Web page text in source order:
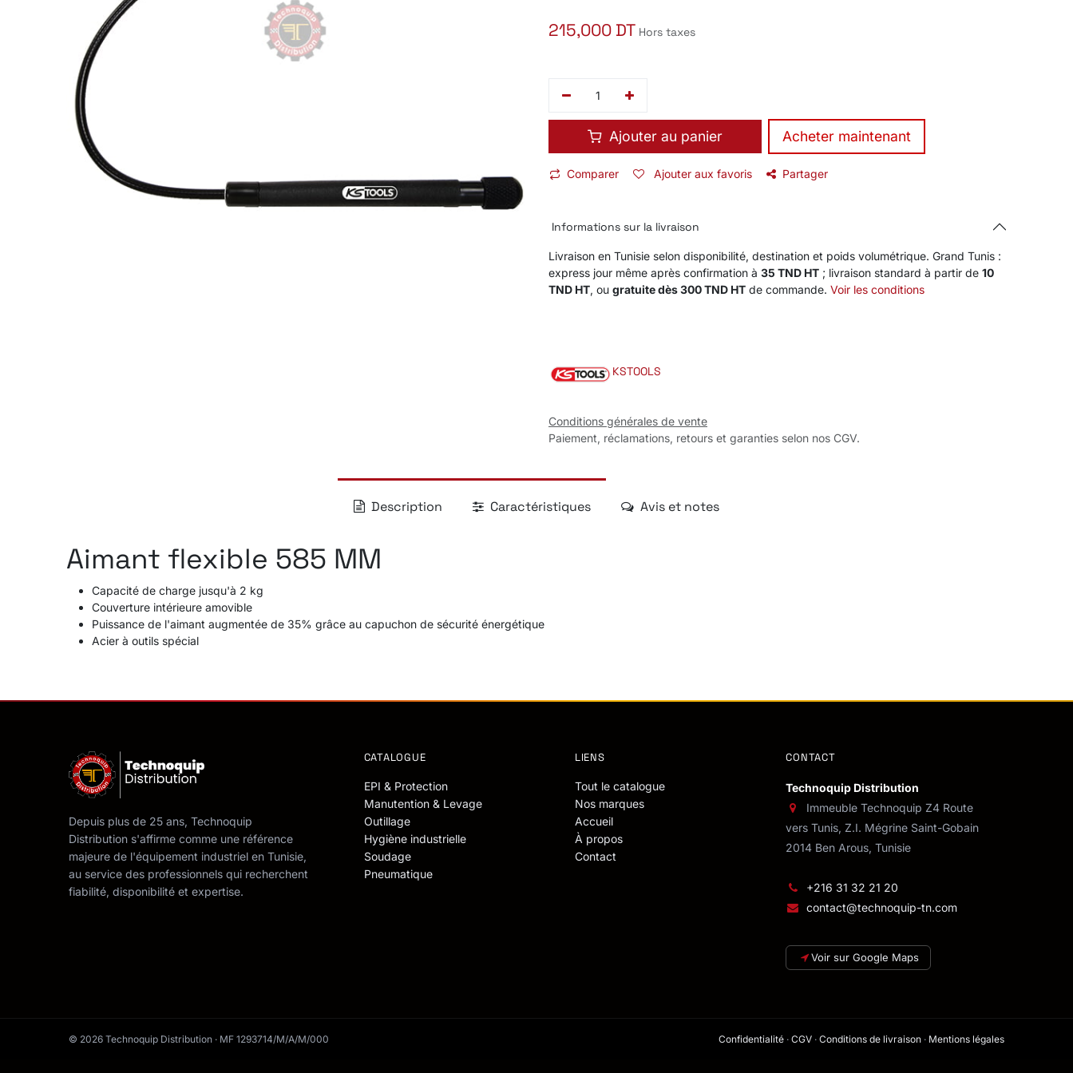
215,000 DT Hors taxes
Ajouter au panier ​Acheter maintenant
Comparer Ajouter aux favoris Partager
Informations sur la livraison
Livraison en Tunisie selon disponibilité, destination et poids volumétrique. Grand Tunis :
express jour même après confirmation à 35 TND HT ; livraison standard à partir de 10
TND HT, ou gratuite dès 300 TND HT de commande. Voir les conditions
KSTOOLS
Conditions générales de vente
Paiement, réclamations, retours et garanties selon nos CGV.
Description Caractéristiques Avis et notes
Aimant flexible 585 MM
Capacité de charge jusqu'à 2 kg
Couverture intérieure amovible
Puissance de l'aimant augmentée de 35% grâce au capuchon de sécurité énergétique
Acier à outils spécial
Depuis plus de 25 ans, Technoquip
Distribution s'affirme comme une référence
majeure de l'équipement industriel en Tunisie,
au service des professionnels qui recherchent
fiabilité, disponibilité et expertise.
CATALOGUE
EPI & Protection
Manutention & Levage
Outillage
Hygiène industrielle
Soudage
Pneumatique
LIENS
Tout le catalogue
Nos marques
Accueil
À propos
Contact
CONTACT
Technoquip Distribution
Immeuble Technoquip Z4 Route
vers Tunis, Z.I. Mégrine Saint-Gobain
2014 Ben Arous, Tunisie
+216 31 32 21 20
contact@technoquip-tn.com
Voir sur Google Maps
© 2026 Technoquip Distribution · MF 1293714/M/A/M/000 Confidentialité ·CGV ·Conditions de livraison · Mentions légales